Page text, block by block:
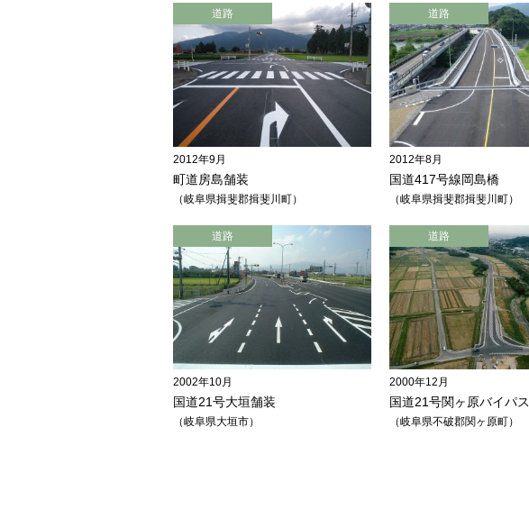
道路
2012年9月
町道房島舗装
岐阜県揖斐郡揖斐川町
道路
2012年8月
国道417号線岡島橋
岐阜県揖斐郡揖斐川町
道路
2002年10月
国道21号大垣舗装
岐阜県大垣市
道路
2000年12月
国道21号関ヶ原バイパス
岐阜県不破郡関ヶ原町